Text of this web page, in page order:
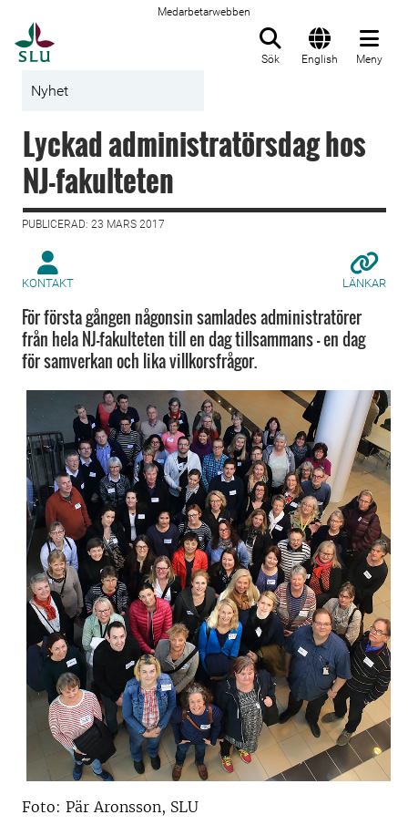
Medarbetarwebben
Sök English Meny
Nyhet
Lyckad administratörsdag hos
NJ-fakulteten
PUBLICERAD: 23 MARS 2017
KONTAKT LÄNKAR
För första gången någonsin samlades administratörer
från hela NJ-fakulteten till en dag tillsammans - en dag
för samverkan och lika villkorsfrågor.
Foto: Pär Aronsson, SLU